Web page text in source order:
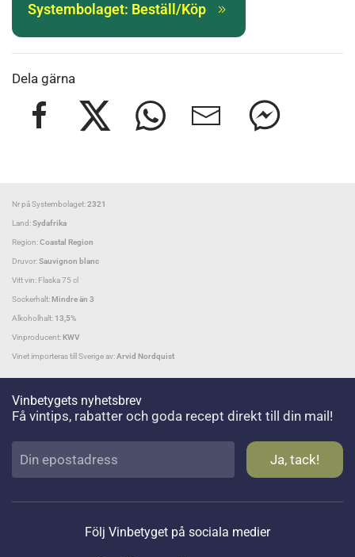
Systembolaget: Beställ/Köp
Dela gärna
Nr på Systembolaget:2321
Land:Sydafrika
Region:Coastal Region
Druvor:Sauvignon blanc
Vitt vin: Flaska 75 cl
Sockerhalt: Mindre än 3
Alkoholhalt: 13,5%
Vinproducent: KWV
Vinet importeras till Sverige av:Arvid Nordquist
Vinbetygets nyhetsbrev
Få vintips, rabatter och goda recept direkt till din mail!
Följ Vinbetyget på sociala medier